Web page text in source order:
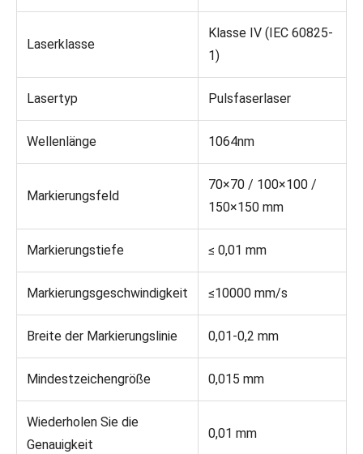
Laserklasse
Klasse IV (IEC 60825-
1)
Lasertyp Pulsfaserlaser
Wellenlänge 1064nm
Markierungsfeld
70×70 / 100×100 /
150×150 mm
Markierungstiefe ≤ 0,01 mm
Markierungsgeschwindigkeit ≤10000 mm/s
Breite der Markierungslinie 0,01-0,2 mm
Mindestzeichengröße 0,015 mm
Wiederholen Sie die
Genauigkeit
0,01 mm